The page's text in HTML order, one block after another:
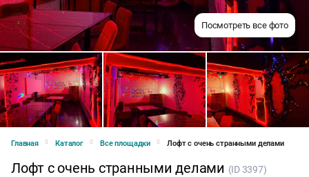
Посмотреть все фото
Главная Каталог Все площадки Лофт с очень странными делами
Лофт с очень странными делами (ID 3397)